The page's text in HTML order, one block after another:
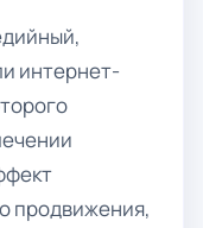
интернет-
продвижения,